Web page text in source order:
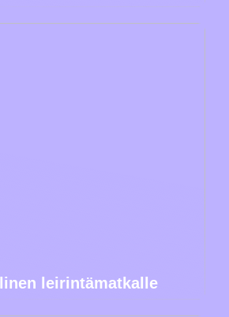
leirintämatkalle